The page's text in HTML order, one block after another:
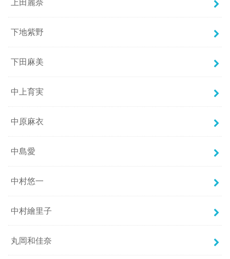
上田麗奈
下地紫野
下田麻美
中上育実
中原麻衣
中島愛
中村悠一
中村繪里子
丸岡和佳奈